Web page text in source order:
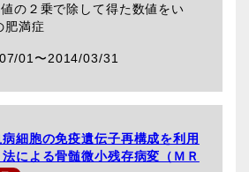
の２乗で除して得た数値をい
肥満症
01〜2014/03/31
細胞の免疫遺伝子再構成を利用
による骨髄微小残存病変（ＭＲ